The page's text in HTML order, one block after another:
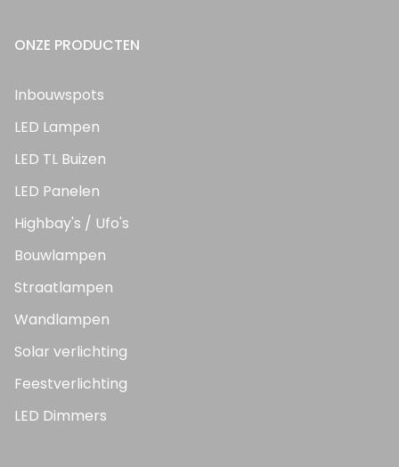
ONZE PRODUCTEN
Inbouwspots
LED Lampen
LED TL Buizen
LED Panelen
Highbay's / Ufo's
Bouwlampen
Straatlampen
Wandlampen
Solar verlichting
Feestverlichting
LED Dimmers